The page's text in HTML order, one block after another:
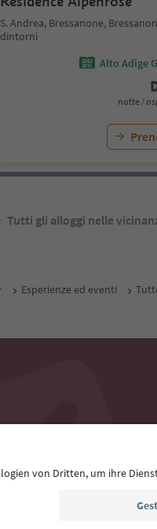
S. Andrea, Bressanone,
dintorni
Alto Adige
notte /
Tutti gli alloggi nelle
Esperienze ed eventi